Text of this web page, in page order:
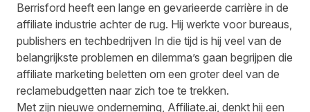
Berrisford heeft een lange en gevarieerde carrière in de
affiliate industrie achter de rug. Hij werkte voor bureaus,
publishers en techbedrijven In die tijd is hij veel van de
belangrijkste problemen en dilemma’s gaan begrijpen die
affiliate marketing beletten om een groter deel van de
reclamebudgetten naar zich toe te trekken.
Met zijn nieuwe onderneming, Affiliate.ai, denkt hij een